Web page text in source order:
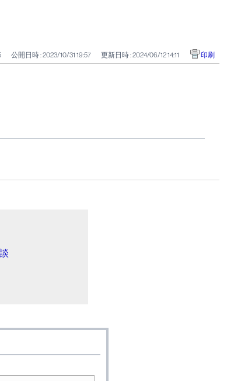
公開日時 : 2023/10/31 19:57 更新日時 : 2024/06/12 14:11 印刷